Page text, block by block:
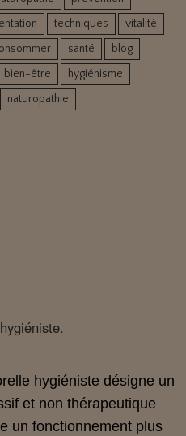
techniques
vitalité
santé
blog
bien-être
hygiénisme
naturopathie
hygiéniste désigne un
et non thérapeutique
un fonctionnement plus